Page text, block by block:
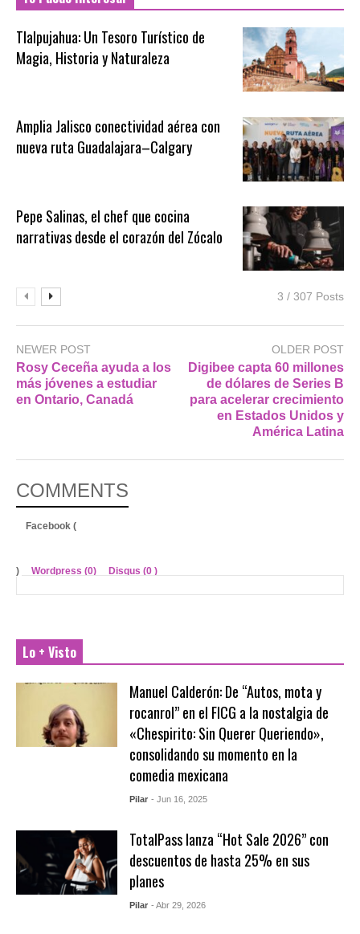
Tlalpujahua: Un Tesoro Turístico de
Magia, Historia y Naturaleza
Amplia Jalisco conectividad aérea con
nueva ruta Guadalajara–Calgary
Pepe Salinas, el chef que cocina
narrativas desde el corazón del Zócalo
3 / 307 Posts
NEWER POST
Rosy Ceceña ayuda a los
más jóvenes a estudiar
en Ontario, Canadá
OLDER POST
Digibee capta 60 millones
de dólares de Series B
para acelerar crecimiento
en Estados Unidos y
América Latina
COMMENTS
Facebook (
) Wordpress (0) Disqus (0 )
Lo + Visto
Manuel Calderón: De “Autos, mota y
rocanrol” en el FICG a la nostalgia de
«Chespirito: Sin Querer Queriendo»,
consolidando su momento en la
comedia mexicana
Pilar - Jun 16, 2025
TotalPass lanza “Hot Sale 2026” con
descuentos de hasta 25% en sus
planes
Pilar - Abr 29, 2026